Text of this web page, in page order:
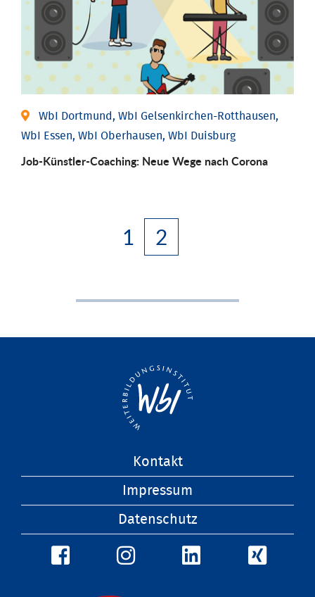
WbI Dortmund, WbI Gelsenkirchen-Rotthausen,
WbI Essen, WbI Oberhausen, WbI Duisburg
Job-Künstler-Coaching: Neue Wege nach Corona
1 2
Kontakt
Impressum
Datenschutz